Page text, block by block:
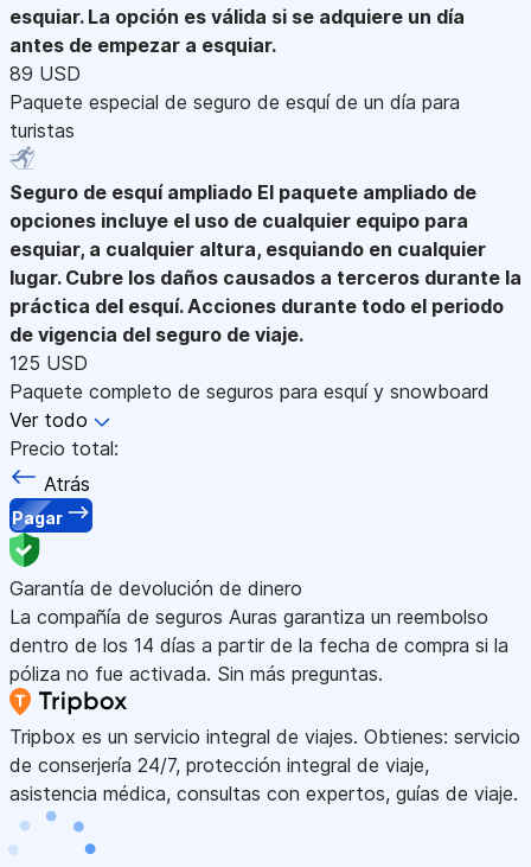
esquiar. La opción es válida si se adquiere un día
antes de empezar a esquiar.
89 USD
Paquete especial de seguro de esquí de un día para
turistas
Seguro de esquí ampliado El paquete ampliado de
opciones incluye el uso de cualquier equipo para
esquiar, a cualquier altura, esquiando en cualquier
lugar. Cubre los daños causados a terceros durante la
práctica del esquí. Acciones durante todo el periodo
de vigencia del seguro de viaje.
125 USD
Paquete completo de seguros para esquí y snowboard
Ver todo
Precio total:
Atrás
Pagar
Garantía de devolución de dinero
La compañía de seguros Auras garantiza un reembolso
dentro de los 14 días a partir de la fecha de compra si la
póliza no fue activada. Sin más preguntas.
Tripbox es un servicio integral de viajes. Obtienes: servicio
de conserjería 24/7, protección integral de viaje,
asistencia médica, consultas con expertos, guías de viaje.